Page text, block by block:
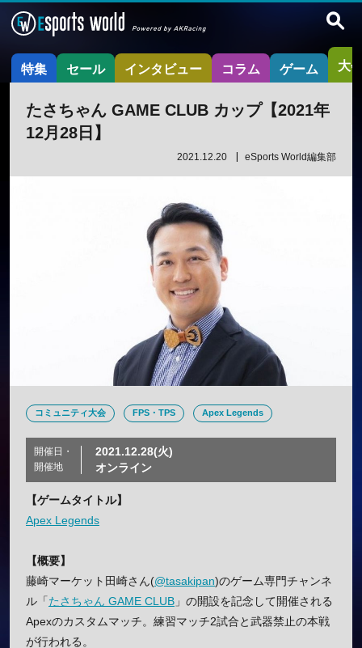
特集 セール インタビュー コラム ゲーム 大
たさちゃん GAME CLUB カップ【2021年
12月28日】
2021.12.20 eSports World編集部
コミュニティ大会 FPS・TPS Apex Legends
開催日・
開催地
2021.12.28(火)
オンライン
【ゲームタイトル】
Apex Legends
【概要】
藤崎マーケット田崎さん(@tasakipan)のゲーム専門チャンネ
ル「たさちゃん GAME CLUB 」の開設を記念して開催される
Apexのカスタムマッチ。練習マッチ2試合と武器禁止の本戦
が行われる。